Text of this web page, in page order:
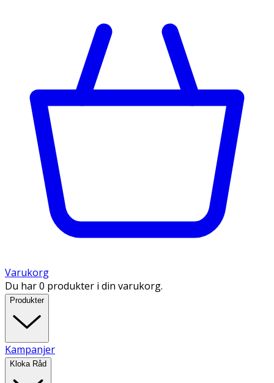
Varukorg
Du har 0 produkter i din varukorg.
Produkter
Kampanjer
Kloka Råd